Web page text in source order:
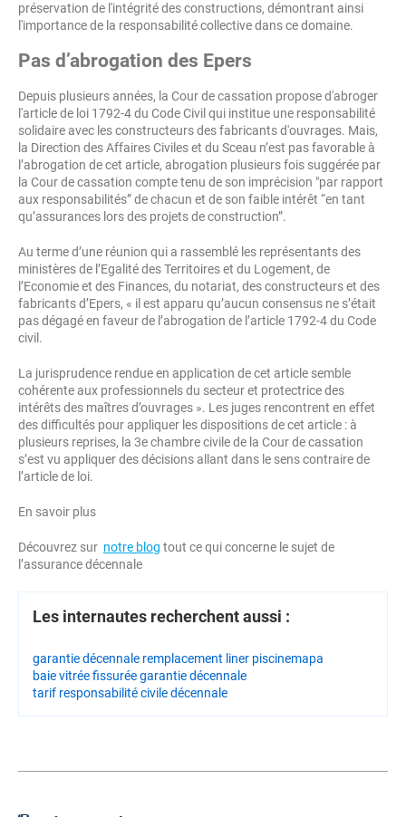
préservation de l'intégrité des constructions, démontrant ainsi
l'importance de la responsabilité collective dans ce domaine.
Pas d’abrogation des Epers
Depuis plusieurs années, la Cour de cassation propose d'abroger
l'article de loi 1792-4 du Code Civil qui institue une responsabilité
solidaire avec les constructeurs des fabricants d'ouvrages. Mais,
la Direction des Affaires Civiles et du Sceau n’est pas favorable à
l’abrogation de cet article, abrogation plusieurs fois suggérée par
la Cour de cassation compte tenu de son imprécision "par rapport
aux responsabilités” de chacun et de son faible intérêt “en tant
qu’assurances lors des projets de construction”.
Au terme d’une réunion qui a rassemblé les représentants des
ministères de l’Egalité des Territoires et du Logement, de
l’Economie et des Finances, du notariat, des constructeurs et des
fabricants d’Epers, « il est apparu qu’aucun consensus ne s’était
pas dégagé en faveur de l’abrogation de l’article 1792-4 du Code
civil.
La jurisprudence rendue en application de cet article semble
cohérente aux professionnels du secteur et protectrice des
intérêts des maîtres d’ouvrages ». Les juges rencontrent en effet
des difficultés pour appliquer les dispositions de cet article : à
plusieurs reprises, la 3e chambre civile de la Cour de cassation
s’est vu appliquer des décisions allant dans le sens contraire de
l’article de loi.
En savoir plus
Découvrez sur notre blog tout ce qui concerne le sujet de
l’assurance décennale
Les internautes recherchent aussi :
garantie décennale remplacement liner piscinemapa
baie vitrée fissurée garantie décennale
tarif responsabilité civile décennale